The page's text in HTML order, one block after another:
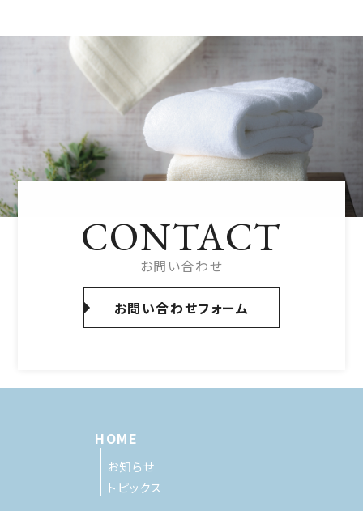
CONTACT
お問い合わせ
お問い合わせフォーム
HOME
お知らせ
トピックス